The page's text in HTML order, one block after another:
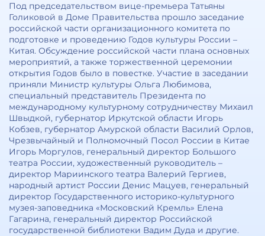
Под председательством вице-премьера Татьяны
Голиковой в Доме Правительства прошло заседание
российской части организационного комитета по
подготовке и проведению Годов культуры России –
Китая. Обсуждение российской части плана основных
мероприятий, а также торжественной церемонии
открытия Годов было в повестке. Участие в заседании
приняли Министр культуры Ольга Любимова,
специальный представитель Президента по
международному культурному сотрудничеству Михаил
Швыдкой, губернатор Иркутской области Игорь
Кобзев, губернатор Амурской области Василий Орлов,
Чрезвычайный и Полномочный Посол России в Китае
Игорь Моргулов, генеральный директор Большого
театра России, художественный руководитель –
директор Мариинского театра Валерий Гергиев,
народный артист России Денис Мацуев, генеральный
директор Государственного историко-культурного
музея-заповедника «Московский Кремль» Елена
Гагарина, генеральный директор Российской
государственной библиотеки Вадим Дуда и другие.